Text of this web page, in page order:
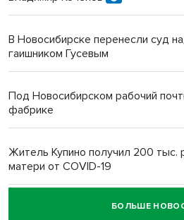
В Новосибирске перенесли суд
гаишником Гусевым
Под Новосибирском рабочий
фабрике
Житель Купино получил 200 тыс.
матери от COVID-19
Новосибирский суд наказал
БОЛЬШЕ